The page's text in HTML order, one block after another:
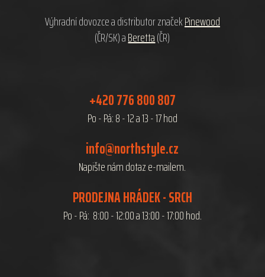
Výhradní dovozce a distributor značekPinewood
(ČR/SK) aBeretta(ČR)
+420 776 800 807
Po - Pá: 8 - 12 a 13 - 17 hod
info@northstyle.cz
Napište nám dotaz e-mailem.
PRODEJNA HRÁDEK - SRCH
Po - Pá: 8:00 - 12:00 a 13:00 - 17:00 hod.